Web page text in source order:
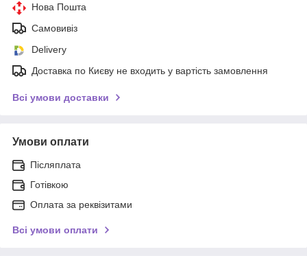
Нова Пошта
Самовивіз
Delivery
Доставка по Києву не входить у вартість замовлення
Всі умови доставки
Умови оплати
Післяплата
Готівкою
Оплата за реквізитами
Всі умови оплати